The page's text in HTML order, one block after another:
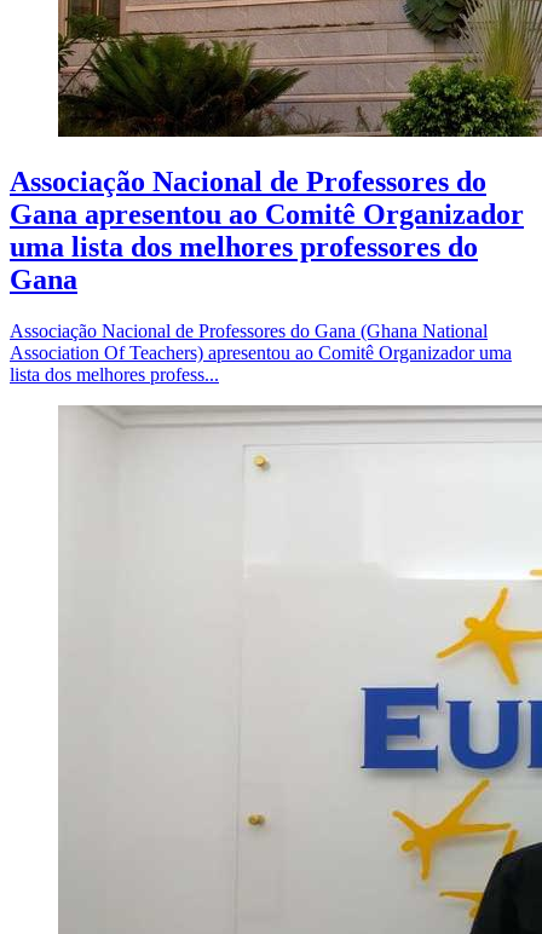
Associação Nacional de Professores do
Gana apresentou ao Comitê Organizador
uma lista dos melhores professores do
Gana
Associação Nacional de Professores do Gana (Ghana National
Association Of Teachers) apresentou ao Comitê Organizador uma
lista dos melhores profess...